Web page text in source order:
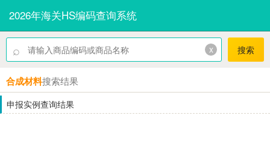
2026年海关HS编码查询系统
⌕ x 搜索
合成材料搜索结果
申报实例查询结果